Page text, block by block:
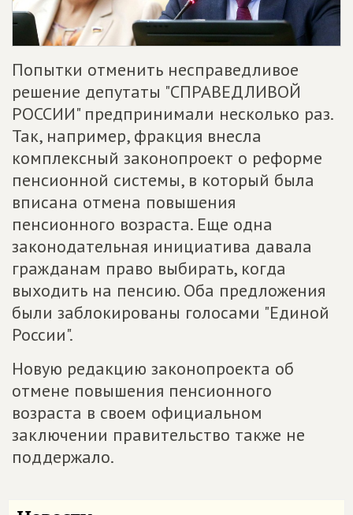
Попытки отменить несправедливое
решение депутаты "СПРАВЕДЛИВОЙ
РОССИИ" предпринимали несколько раз.
Так, например, фракция внесла
комплексный законопроект о реформе
пенсионной системы, в который была
вписана отмена повышения
пенсионного возраста. Еще одна
законодательная инициатива давала
гражданам право выбирать, когда
выходить на пенсию. Оба предложения
были заблокированы голосами "Единой
России".
Новую редакцию законопроекта об
отмене повышения пенсионного
возраста в своем официальном
заключении правительство также не
поддержало.